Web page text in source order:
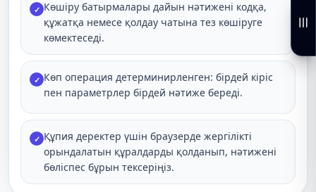
✓ Көшіру батырмалары дайын нәтижені кодқа,
құжатқа немесе қолдау чатына тез көшіруге
көмектеседі.
✓ Көп операция детерминирленген: бірдей кіріс
пен параметрлер бірдей нәтиже береді.
✓ Құпия деректер үшін браузерде жергілікті
орындалатын құралдарды қолданып, нәтижені
бөліспес бұрын тексеріңіз.